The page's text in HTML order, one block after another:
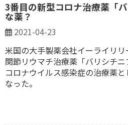
3番目の新型コロナ治療薬「
な薬？
2021-04-23
米国の大手製薬会社イーライリ
関節リウマチ治療薬「バリシチ
コロナウイルス感染症の治療薬
なった。